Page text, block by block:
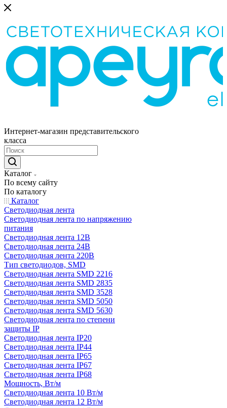
Интернет-магазин представительского
класса
Каталог
По всему сайту
По каталогу
Каталог
Светодиодная лента
Светодиодная лента по напряжению
питания
Светодиодная лента 12В
Светодиодная лента 24В
Светодиодная лента 220В
Тип светодиодов, SMD
Cветодиодная лента SMD 2216
Светодиодная лента SMD 2835
Светодиодная лента SMD 3528
Светодиодная лента SMD 5050
Светодиодная лента SMD 5630
Светодиодная лента по степени
защиты IP
Светодиодная лента IP20
Светодиодная лента IP44
Светодиодная лента IP65
Светодиодная лента IP67
Светодиодная лента IP68
Мощность, Вт/м
Светодиодная лента 10 Вт/м
Светодиодная лента 12 Вт/м